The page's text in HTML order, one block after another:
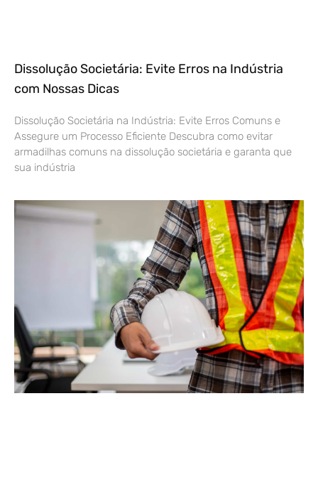
Dissolução Societária: Evite Erros na Indústria
com Nossas Dicas
Dissolução Societária na Indústria: Evite Erros Comuns e
Assegure um Processo Eficiente Descubra como evitar
armadilhas comuns na dissolução societária e garanta que
sua indústria